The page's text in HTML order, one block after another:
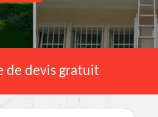
de devis gratuit